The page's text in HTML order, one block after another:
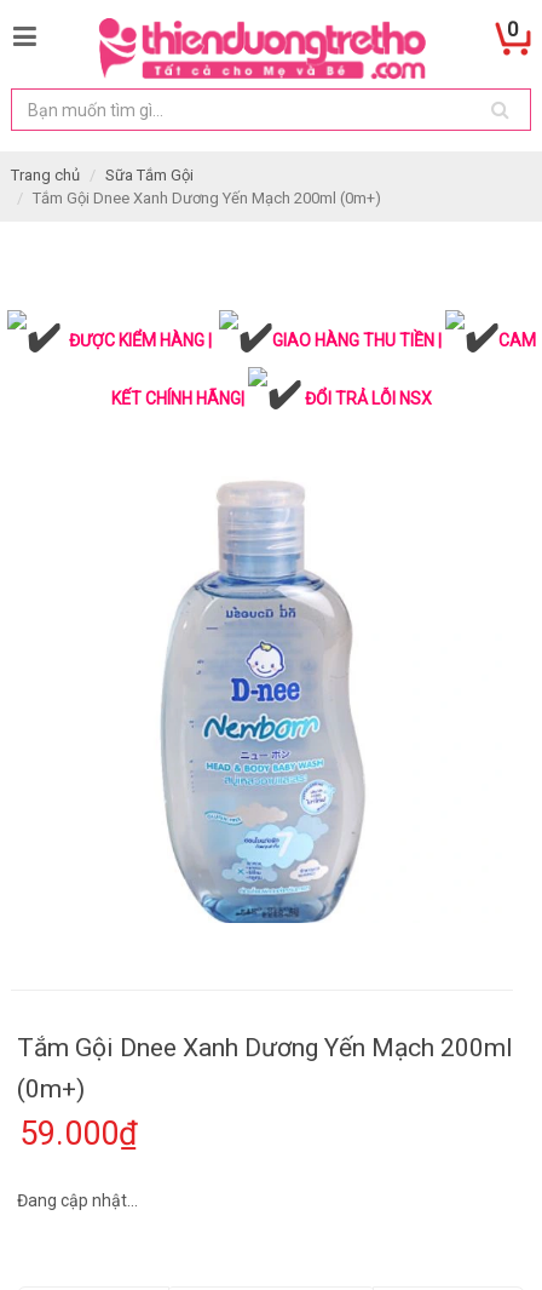
0
Trang chủ
Sữa Tắm Gội
Tắm Gội Dnee Xanh Dương Yến Mạch 200ml (0m+)
ĐƯỢC KIỂM HÀNG | GIAO HÀNG THU TIỀN | CAM
KẾT CHÍNH HÃNG| ĐỔI TRẢ LỖI NSX
Tắm Gội Dnee Xanh Dương Yến Mạch 200ml
(0m+)
59.000₫
Đang cập nhật...